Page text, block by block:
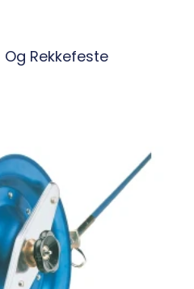
Rekkefeste